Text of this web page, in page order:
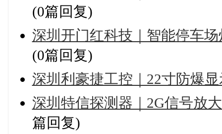
(0篇回复)
深圳开门红科技｜智能停车
(0篇回复)
深圳利豪捷工控｜22寸防爆
深圳特信探测器｜2G信号放
篇回复)